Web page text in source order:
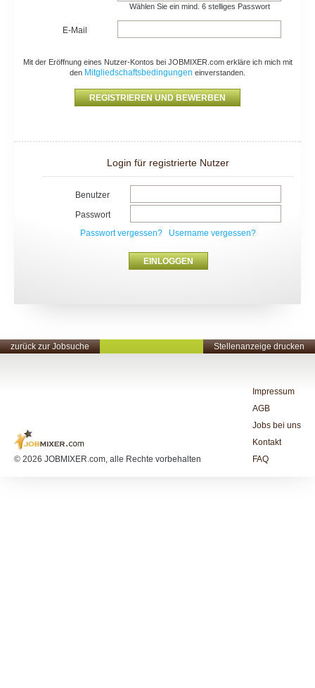
Wählen Sie ein mind. 6 stelliges Passwort
E-Mail
Mit der Eröffnung eines Nutzer-Kontos bei JOBMIXER.com erkläre ich mich mit
den Mitgliedschaftsbedingungen einverstanden.
Login für registrierte Nutzer
Benutzer
Passwort
Passwort vergessen?
Username vergessen?
zurück zur Jobsuche Stellenanzeige drucken
© 2026 JOBMIXER.com, alle Rechte vorbehalten
Impressum
AGB
Jobs bei uns
Kontakt
FAQ